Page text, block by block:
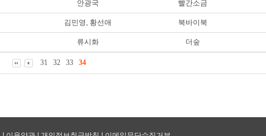
안광국 빨간소금
김민영, 황선애 북바이북
류시화 더숲
31 32 33 34